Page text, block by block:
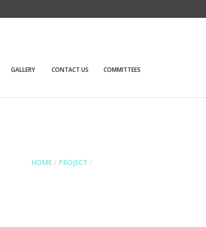
GALLERY CONTACT US COMMITTEES
HOME / PROJECT /